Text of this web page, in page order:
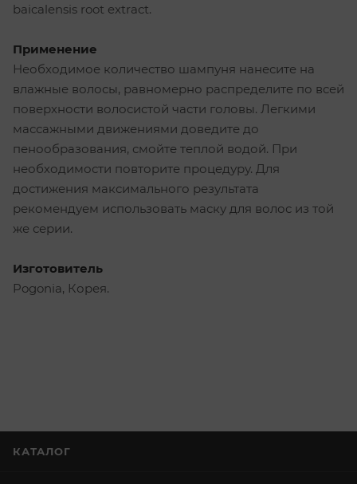
baicalensis root extract.
Применение
Необходимое количество шампуня нанесите на
влажные волосы, равномерно распределите по всей
поверхности волосистой части головы. Легкими
массажными движениями доведите до
пенообразования, смойте теплой водой. При
необходимости повторите процедуру. Для
достижения максимального результата
рекомендуем использовать маску для волос из той
же серии.
Изготовитель
Pogonia, Корея.
КАТАЛОГ